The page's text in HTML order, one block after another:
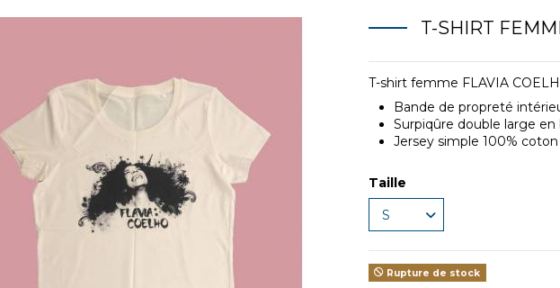
T-SHIRT
T-shirt femme FLAVIA
Bande de propreté
Surpiqûre double large
Jersey simple 100%
Taille
Rupture de stock